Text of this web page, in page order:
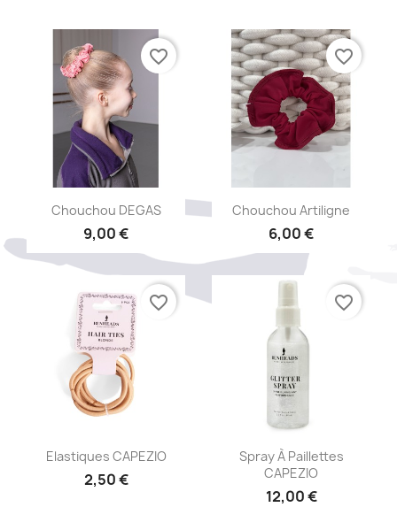
Aperçu rapide
Chouchou DEGAS
9,00 €
favorite_border
Aperçu rapide
Chouchou Artiligne
6,00 €
favorite_border
Aperçu rapide
Elastiques CAPEZIO
2,50 €
favorite_border
Aperçu rapide
Spray À Paillettes
CAPEZIO
12,00 €
favorite_border